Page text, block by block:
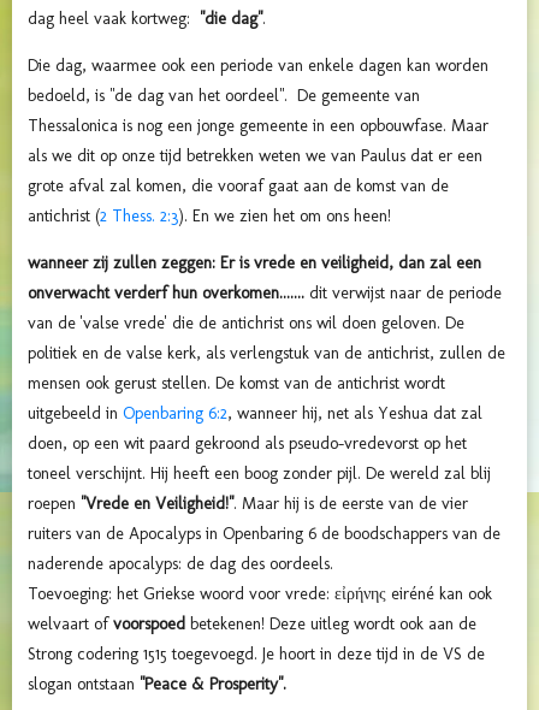
dag heel vaak kortweg: "die dag".
Die dag, waarmee ook een periode van enkele dagen kan worden
bedoeld, is "de dag van het oordeel". De gemeente van
Thessalonica is nog een jonge gemeente in een opbouwfase. Maar
als we dit op onze tijd betrekken weten we van Paulus dat er een
grote afval zal komen, die vooraf gaat aan de komst van de
antichrist (2 Thess. 2:3). En we zien het om ons heen!
wanneer zij zullen zeggen: Er is vrede en veiligheid, dan zal een
onverwacht verderf hun overkomen....... dit verwijst naar de periode
van de 'valse vrede' die de antichrist ons wil doen geloven. De
politiek en de valse kerk, als verlengstuk van de antichrist, zullen de
mensen ook gerust stellen. De komst van de antichrist wordt
uitgebeeld in Openbaring 6:2, wanneer hij, net als Yeshua dat zal
doen, op een wit paard gekroond als pseudo-vredevorst op het
toneel verschijnt. Hij heeft een boog zonder pijl. De wereld zal blij
roepen "Vrede en Veiligheid!". Maar hij is de eerste van de vier
ruiters van de Apocalyps in Openbaring 6 de boodschappers van de
naderende apocalyps: de dag des oordeels.
Toevoeging: het Griekse woord voor vrede: εἰρήνης eiréné kan ook
welvaart ofvoorspoed betekenen! Deze uitleg wordt ook aan de
Strong codering 1515 toegevoegd. Je hoort in deze tijd in de VS de
slogan ontstaan "Peace & Prosperity".